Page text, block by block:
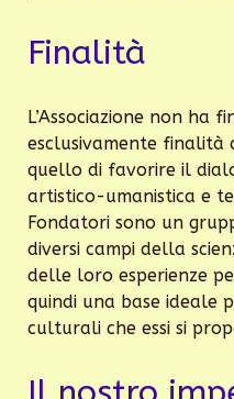
Finalità
L’Associazione non ha
esclusivamente finalità
quello di favorire il
artistico-umanistica e
Fondatori sono un
diversi campi della
delle loro esperienze
quindi una base ideale
culturali che essi si